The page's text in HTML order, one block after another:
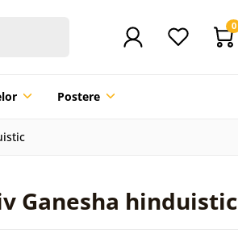
0
Postere
Ganesha hinduistic